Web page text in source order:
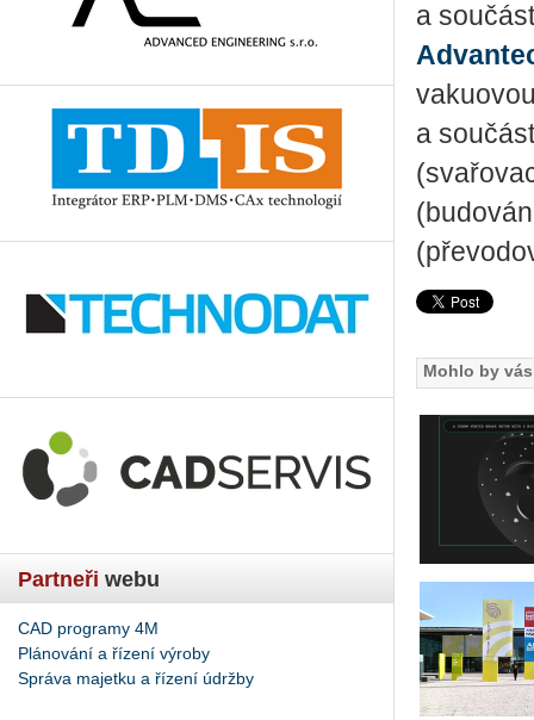
Partneři webu
CAD programy 4M
Plánování a řízení výroby
Správa majetku a řízení údržby
a
a
Mohlo by